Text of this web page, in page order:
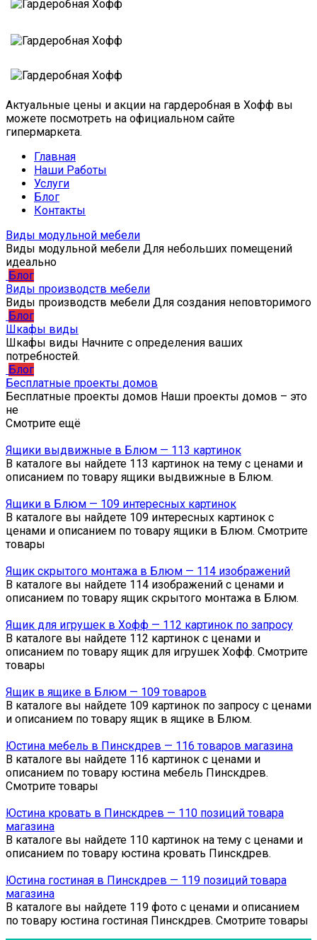
Актуальные цены и акции на гардеробная в Хофф вы
можете посмотреть на официальном сайте
гипермаркета.
Главная
Наши Работы
Услуги
Блог
Контакты
Виды модульной мебели
Виды модульной мебели Для небольших помещений
идеально
Блог
Виды производств мебели
Виды производств мебели Для создания неповторимого
Блог
Шкафы виды
Шкафы виды Начните с определения ваших
потребностей.
Блог
Бесплатные проекты домов
Бесплатные проекты домов Наши проекты домов – это
не
Смотрите ещё
Ящики выдвижные в Блюм — 113 картинок
В каталоге вы найдете 113 картинок на тему с ценами и
описанием по товару ящики выдвижные в Блюм.
Ящики в Блюм — 109 интересных картинок
В каталоге вы найдете 109 интересных картинок с
ценами и описанием по товару ящики в Блюм. Смотрите
товары
Ящик скрытого монтажа в Блюм — 114 изображений
В каталоге вы найдете 114 изображений с ценами и
описанием по товару ящик скрытого монтажа в Блюм.
Ящик для игрушек в Хофф — 112 картинок по запросу
В каталоге вы найдете 112 картинок с ценами и
описанием по товару ящик для игрушек Хофф. Смотрите
товары
Ящик в ящике в Блюм — 109 товаров
В каталоге вы найдете 109 картинок по запросу с ценами
и описанием по товару ящик в ящике в Блюм.
Юстина мебель в Пинскдрев — 116 товаров магазина
В каталоге вы найдете 116 картинок с ценами и
описанием по товару юстина мебель Пинскдрев.
Смотрите товары
Юстина кровать в Пинскдрев — 110 позиций товара
магазина
В каталоге вы найдете 110 картинок на тему с ценами и
описанием по товару юстина кровать Пинскдрев.
Юстина гостиная в Пинскдрев — 119 позиций товара
магазина
В каталоге вы найдете 119 фото с ценами и описанием
по товару юстина гостиная Пинскдрев. Смотрите товары